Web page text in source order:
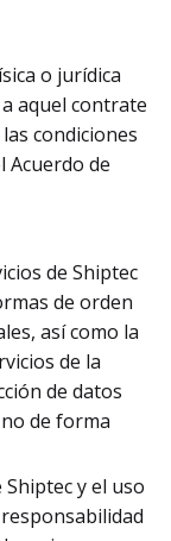
o jurídica
aquel contrate
condiciones
Acuerdo de
de Shiptec
de orden
así como la
de la
de datos
de forma
Shiptec y el uso